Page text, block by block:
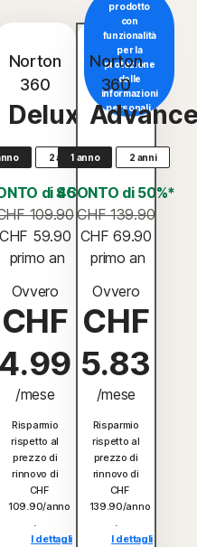
Norton
360
Deluxe
2 anni
di 45%*
109.90
CHF 59.90
primo an
Ovvero
CHF
4.99
/mese
Risparmio
rispetto al
prezzo di
rinnovo di
CHF
109.90/anno
.
I dettagli
prodotto
con
funzionalità
per la
protezione
delle
informazioni
personali.
Norton
360
1 anno 2 anni
SCONTO di 50%*
CHF 139.90
CHF 69.90
primo an
Ovvero
CHF
5.83
/mese
Risparmio
rispetto al
prezzo di
rinnovo di
CHF
139.90/anno
.
I dettagli